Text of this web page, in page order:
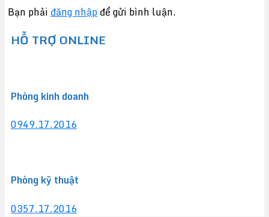
Bạn phải đăng nhậpđể gửi bình luận.
HỖ TRỢ ONLINE
Phòng kinh doanh
0949.17.2016
Phòng kỹ thuật
0357.17.2016